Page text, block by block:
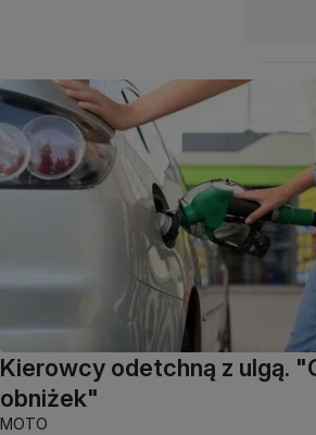
Kierowcy odetchną z ulgą.
obniżek"
MOTO